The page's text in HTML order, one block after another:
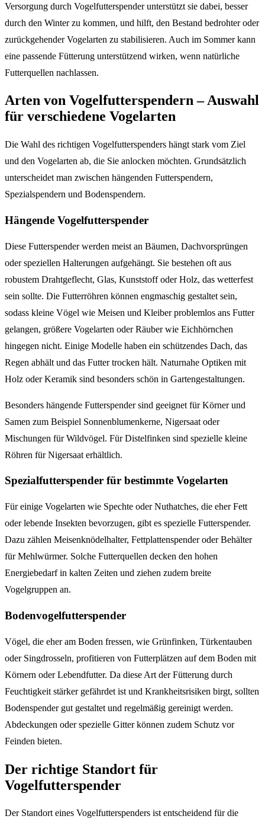
Versorgung durch Vogelfutterspender unterstützt sie dabei, besser
durch den Winter zu kommen, und hilft, den Bestand bedrohter oder
zurückgehender Vogelarten zu stabilisieren. Auch im Sommer kann
eine passende Fütterung unterstützend wirken, wenn natürliche
Futterquellen nachlassen.
Arten von Vogelfutterspendern – Auswahl
für verschiedene Vogelarten
Die Wahl des richtigen Vogelfutterspenders hängt stark vom Ziel
und den Vogelarten ab, die Sie anlocken möchten. Grundsätzlich
unterscheidet man zwischen hängenden Futterspendern,
Spezialspendern und Bodenspendern.
Hängende Vogelfutterspender
Diese Futterspender werden meist an Bäumen, Dachvorsprüngen
oder speziellen Halterungen aufgehängt. Sie bestehen oft aus
robustem Drahtgeflecht, Glas, Kunststoff oder Holz, das wetterfest
sein sollte. Die Futterröhren können engmaschig gestaltet sein,
sodass kleine Vögel wie Meisen und Kleiber problemlos ans Futter
gelangen, größere Vogelarten oder Räuber wie Eichhörnchen
hingegen nicht. Einige Modelle haben ein schützendes Dach, das
Regen abhält und das Futter trocken hält. Naturnahe Optiken mit
Holz oder Keramik sind besonders schön in Gartengestaltungen.
Besonders hängende Futterspender sind geeignet für Körner und
Samen zum Beispiel Sonnenblumenkerne, Nigersaat oder
Mischungen für Wildvögel. Für Distelfinken sind spezielle kleine
Röhren für Nigersaat erhältlich.
Spezialfutterspender für bestimmte Vogelarten
Für einige Vogelarten wie Spechte oder Nuthatches, die eher Fett
oder lebende Insekten bevorzugen, gibt es spezielle Futterspender.
Dazu zählen Meisenknödelhalter, Fettplattenspender oder Behälter
für Mehlwürmer. Solche Futterquellen decken den hohen
Energiebedarf in kalten Zeiten und ziehen zudem breite
Vogelgruppen an.
Bodenvogelfutterspender
Vögel, die eher am Boden fressen, wie Grünfinken, Türkentauben
oder Singdrosseln, profitieren von Futterplätzen auf dem Boden mit
Körnern oder Lebendfutter. Da diese Art der Fütterung durch
Feuchtigkeit stärker gefährdet ist und Krankheitsrisiken birgt, sollten
Bodenspender gut gestaltet und regelmäßig gereinigt werden.
Abdeckungen oder spezielle Gitter können zudem Schutz vor
Feinden bieten.
Der richtige Standort für
Vogelfutterspender
Der Standort eines Vogelfutterspenders ist entscheidend für die